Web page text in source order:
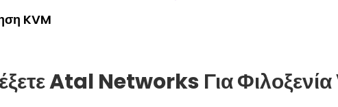
KVM
Atal Networks Για